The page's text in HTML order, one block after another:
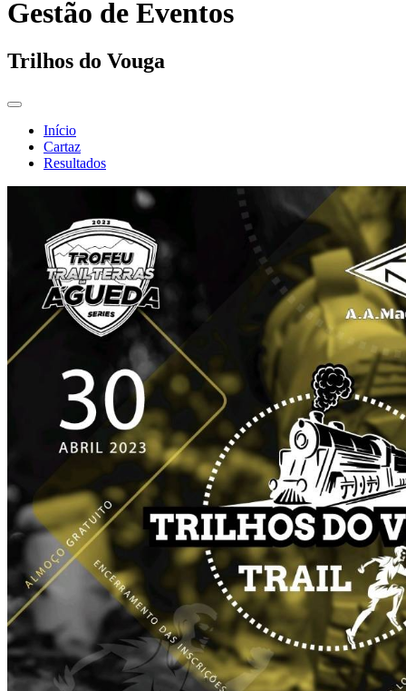
Gestão de Eventos
Trilhos do Vouga
Início
Cartaz
Resultados